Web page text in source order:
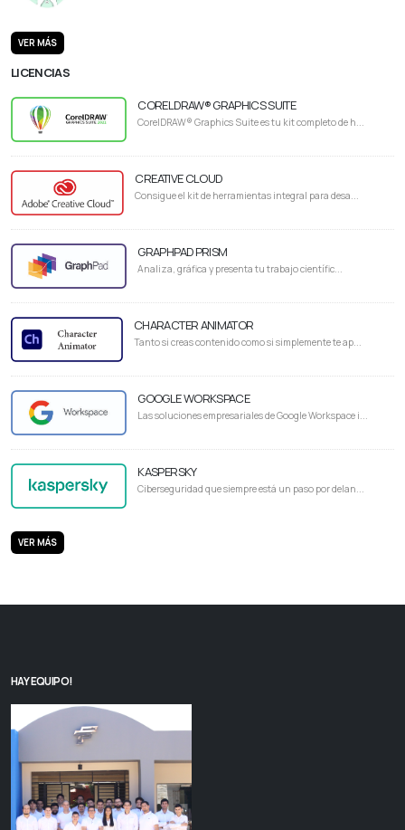
VER MÁS
LICENCIAS
CORELDRAW® GRAPHICS SUITE
CorelDRAW® Graphics Suite es tu kit completo de h...
CREATIVE CLOUD
Consigue el kit de herramientas integral para desa...
GRAPHPAD PRISM
Analiza, gráfica y presenta tu trabajo científic...
CHARACTER ANIMATOR
Tanto si creas contenido como si simplemente te ap...
GOOGLE WORKSPACE
Las soluciones empresariales de Google Workspace i...
KASPERSKY
Ciberseguridad que siempre está un paso por delan...
VER MÁS
HAY EQUIPO!